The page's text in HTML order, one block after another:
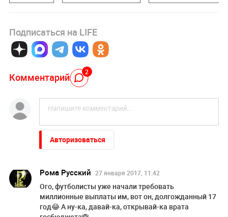
Подписаться на LIFE
Комментарий 2
Авторизоваться
Рома Русский 27 января 2017, 11:42
Ого, футболисты уже начали требовать
миллионные выплаты им, вот он, долгожданный 17
год😂 А ну-ка, давай-ка, открывай-ка врата